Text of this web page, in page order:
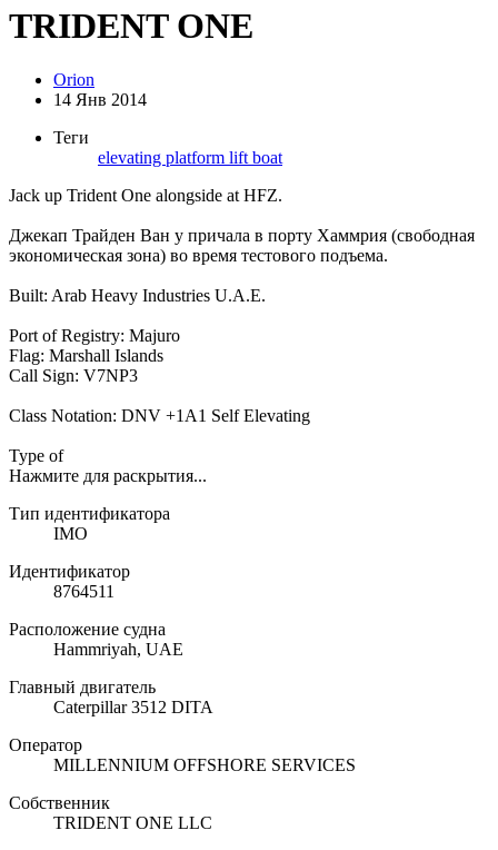
TRIDENT ONE
Orion
14 Янв 2014
Теги
elevating platform lift boat
Jack up Trident One alongside at HFZ.
Джекап Трайден Ван у причала в порту Хаммрия (свободная
экономическая зона) во время тестового подъема.
Built: Arab Heavy Industries U.A.E.
Port of Registry: Majuro
Flag: Marshall Islands
Call Sign: V7NP3
Class Notation: DNV +1A1 Self Elevating
Type of
Нажмите для раскрытия...
Тип идентификатора
IMO
Идентификатор
8764511
Расположение судна
Hammriyah, UAE
Главный двигатель
Caterpillar 3512 DITA
Оператор
MILLENNIUM OFFSHORE SERVICES
Собственник
TRIDENT ONE LLC